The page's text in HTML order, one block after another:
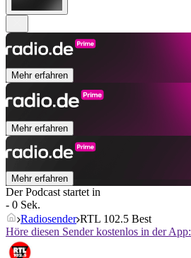
Mehr erfahren
Mehr erfahren
Mehr erfahren
Der Podcast startet in
- 0 Sek.
Radiosender RTL 102.5 Best
Höre diesen Sender kostenlos in der App: